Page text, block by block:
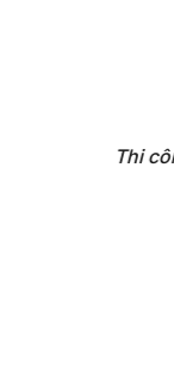
Thi công sơn bả